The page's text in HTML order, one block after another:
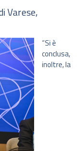
Varese,
“Si è
conclusa,
inoltre, la